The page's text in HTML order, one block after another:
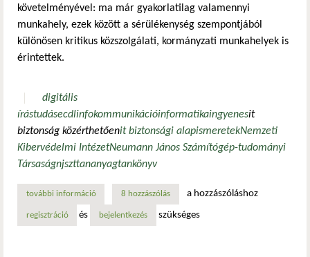
követelményével: ma már gyakorlatilag valamennyi
munkahely, ezek között a sérülékenység szempontjából
különösen kritikus közszolgálati, kormányzati munkahelyek is
érintettek.
digitális
írástudásecdlinfokommunikációinformatikaingyenesit
biztonság közérthetőenit biztonsági alapismeretekNemzeti
Kibervédelmi IntézetNeumann János Számítógép-tudományi
Társaságnjszttananyagtankönyv
további információit biztonság közérthetően: új, ingyenes tankönyv (njszt)
8 hozzászólás a hozzászóláshoz
regisztráció és bejelentkezés szükséges